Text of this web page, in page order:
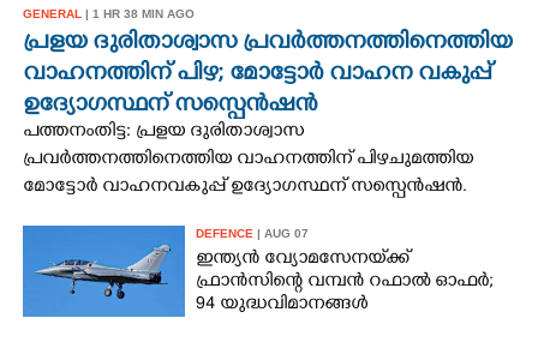
LIFESTYLE
SPIRITUAL
INFO+
ASTRO
GENERAL | 1 HR 38 MIN AGO
പ്രളയ ദുരിതാശ്വാസ പ്രവർത്തനത്തിനെത്തിയ
വാഹനത്തിന് പിഴ; മോട്ടോർ വാഹന വകുപ്പ്
ഉദ്യോഗസ്ഥന് സസ്പെൻഷൻ
പത്തനംതിട്ട: പ്രളയ ദുരിതാശ്വാസ
പ്രവർത്തനത്തിനെത്തിയ വാഹനത്തിന് പിഴചുമത്തിയ
മോട്ടോർ വാഹനവകുപ്പ് ഉദ്യോഗസ്ഥന് സസ്പെൻഷൻ.
DEFENCE | AUG 07
ഇന്ത്യൻ വ്യോമസേനയ്‌ക്ക്
ഫ്രാൻസിന്റെ വമ്പൻ റഫാൽ ഓഫർ;
94 യുദ്ധവിമാനങ്ങൾ